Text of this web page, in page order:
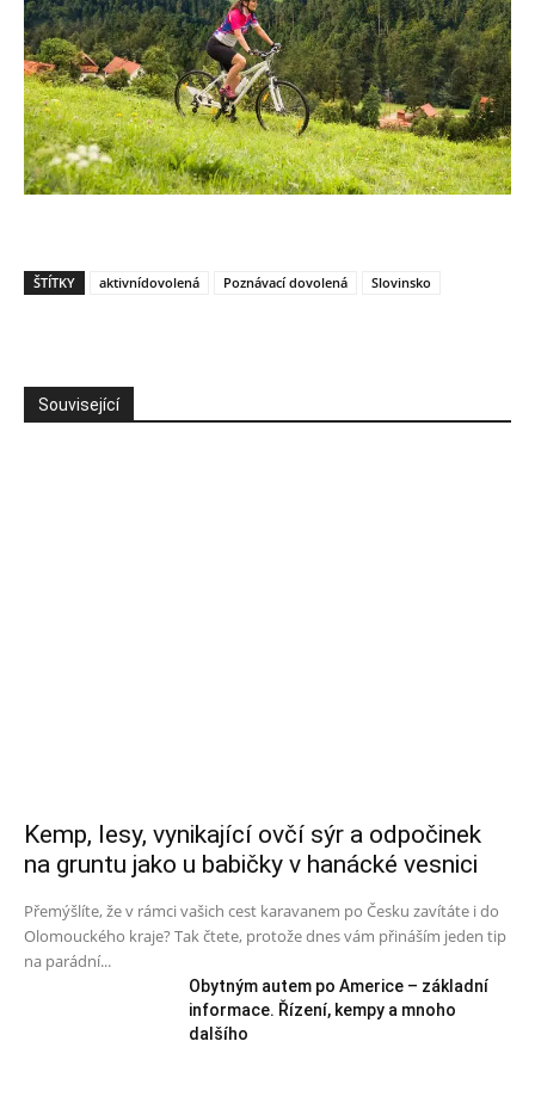
ŠTÍTKY aktivnídovolená Poznávací dovolená Slovinsko
Související
Kemp, lesy, vynikající ovčí sýr a odpočinek
na gruntu jako u babičky v hanácké vesnici
Přemýšlíte, že v rámci vašich cest karavanem po Česku zavítáte i do
Olomouckého kraje? Tak čtete, protože dnes vám přináším jeden tip
na parádní...
Obytným autem po Americe – základní
informace. Řízení, kempy a mnoho
dalšího